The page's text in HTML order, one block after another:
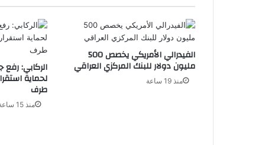
الركابي: رفع
لحماية
طرف
منذ 15 ساعة
الفيدرالي الأمريكي يخصص 500
مليون دولار للبنك المركزي العراقي
منذ 19 ساعة